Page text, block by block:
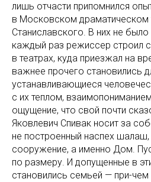
лишь отчасти припомнился
в Московском драматическом
Станиславского. В них не было
каждый раз режиссер строил
в театрах, куда приезжал на
важнее прочего становились
устанавливающиеся
с их теплом,
ощущение, что свой почти
Яковлевич Спивак носит за
не построенный наспех
сооружение, а именно Дом.
по размеру. И допущенные в
становились семьей — при-